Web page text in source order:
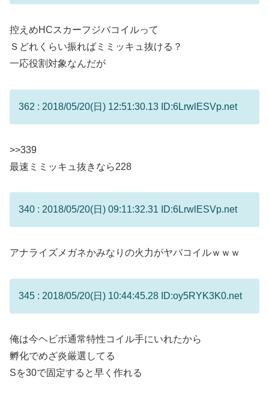
控えめHCスカーフジバコイルって
Ｓどれくらい振ればミミッキュ抜ける？
一応役割対象なんだが
362 : 2018/05/20(日) 12:51:30.13 ID:6LrwlESVp.net
>>339
最速ミミッキュ抜きなら228
340 : 2018/05/20(日) 09:11:32.31 ID:6LrwlESVp.net
アナライズメガネかみなりの火力がヤバコイルｗｗｗ
345 : 2018/05/20(日) 10:44:45.28 ID:oy5RYK3K0.net
俺は今ヘビボ通常特性コイル手にいれたから
孵化でめざ炎厳選してる
Sを30で固定すると早く作れる